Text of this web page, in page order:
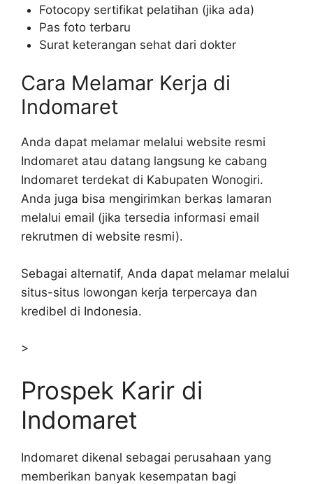
Fotocopy sertifikat pelatihan (jika ada)
Pas foto terbaru
Surat keterangan sehat dari dokter
Cara Melamar Kerja di
Indomaret
Anda dapat melamar melalui website resmi
Indomaret atau datang langsung ke cabang
Indomaret terdekat di Kabupaten Wonogiri.
Anda juga bisa mengirimkan berkas lamaran
melalui email (jika tersedia informasi email
rekrutmen di website resmi).
Sebagai alternatif, Anda dapat melamar melalui
situs-situs lowongan kerja terpercaya dan
kredibel di Indonesia.
>
Prospek Karir di
Indomaret
Indomaret dikenal sebagai perusahaan yang
memberikan banyak kesempatan bagi